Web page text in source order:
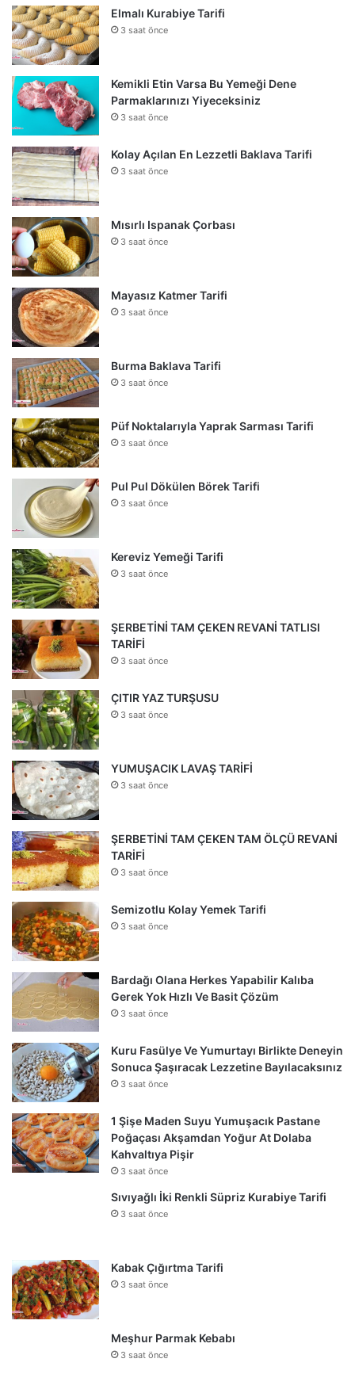
Elmalı Kurabiye Tarifi
3 saat önce
Kemikli Etin Varsa Bu Yemeği Dene
Parmaklarınızı Yiyeceksiniz
3 saat önce
Kolay Açılan En Lezzetli Baklava Tarifi
3 saat önce
Mısırlı Ispanak Çorbası
3 saat önce
Mayasız Katmer Tarifi
3 saat önce
Burma Baklava Tarifi
3 saat önce
Püf Noktalarıyla Yaprak Sarması Tarifi
3 saat önce
Pul Pul Dökülen Börek Tarifi
3 saat önce
Kereviz Yemeği Tarifi
3 saat önce
ŞERBETİNİ TAM ÇEKEN REVANİ TATLISI
TARİFİ
3 saat önce
ÇITIR YAZ TURŞUSU
3 saat önce
YUMUŞACIK LAVAŞ TARİFİ
3 saat önce
ŞERBETİNİ TAM ÇEKEN TAM ÖLÇÜ REVANİ
TARİFİ
3 saat önce
Semizotlu Kolay Yemek Tarifi
3 saat önce
Bardağı Olana Herkes Yapabilir Kalıba
Gerek Yok Hızlı Ve Basit Çözüm
3 saat önce
Kuru Fasülye Ve Yumurtayı Birlikte Deneyin
Sonuca Şaşıracak Lezzetine Bayılacaksınız
3 saat önce
1 Şişe Maden Suyu Yumuşacık Pastane
Poğaçası Akşamdan Yoğur At Dolaba
Kahvaltıya Pişir
3 saat önce
Sıvıyağlı İki Renkli Süpriz Kurabiye Tarifi
3 saat önce
Kabak Çığırtma Tarifi
3 saat önce
Meşhur Parmak Kebabı
3 saat önce